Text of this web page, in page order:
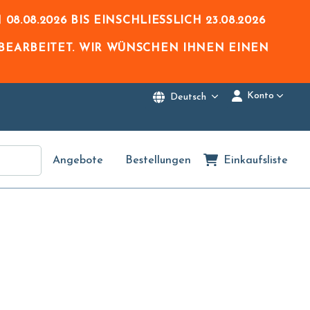
08.08.2026BIS EINSCHLIESSLICH 23.08.2026
WIR WÜNSCHEN IHNEN EINEN
Deutsch Konto
Angebote Bestellungen Einkaufsliste